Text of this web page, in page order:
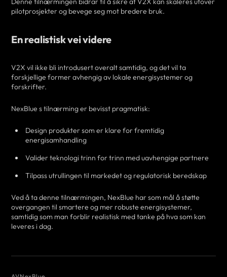
pilotprosjekter og bevege seg mot bredere bruk.
En realistisk vei videre
V2X vil ikke bli introdusert overalt samtidig, og det vil ta
forskjellige former avhengig av lokale energisystemer og
forskrifter.
NexBlue s tilnærming er bevisst pragmatisk:
Design produkter som er klare for fremtidig
energisamhandling
Valider teknologi trinn for trinn med uavhengige partnere
Tilpass utrullingen til markedet og regulatorisk beredskap
Ved å ta denne tilnærmingen, NexBlue har som mål å støtte
overgangen til smartere og mer robuste energisystemer,
samtidig som man forblir realistisk med tanke på hva som kan
leveres i dag.